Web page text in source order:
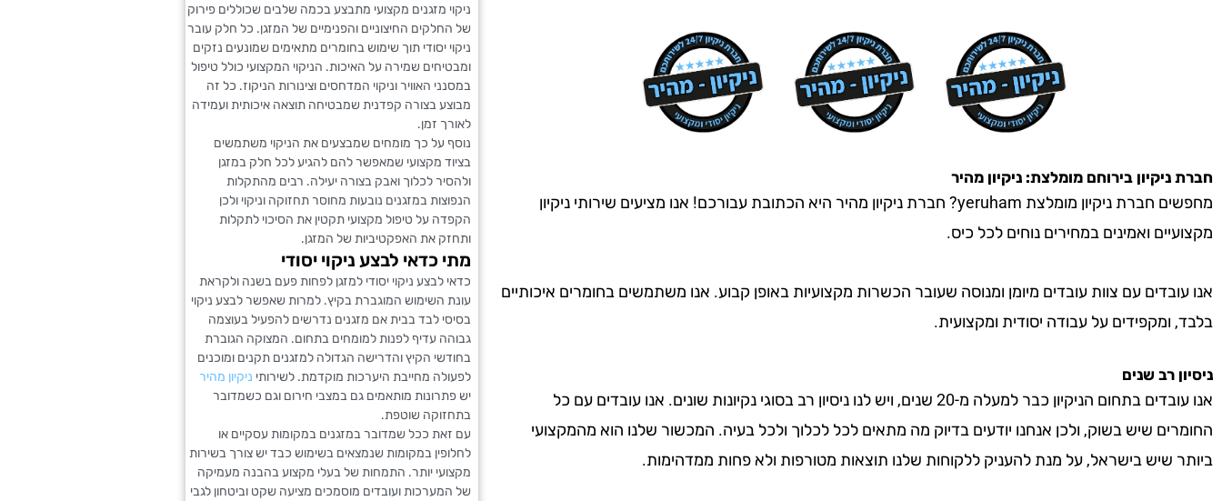
חברת ניקיון בירוחם מומלצת: ניקיון מהיר
מחפשים חברת ניקיון מומלצת yeruham? חברת ניקיון מהיר היא הכתובת עבורכם! אנו מציעים שירותי ניקיון
מקצועיים ואמינים במחירים נוחים לכל כיס.
אנו עובדים עם צוות עובדים מיומן ומנוסה שעובר הכשרות מקצועיות באופן קבוע. אנו משתמשים בחומרים איכותיים
בלבד, ומקפידים על עבודה יסודית ומקצועית.
ניסיון רב שנים
אנו עובדים בתחום הניקיון כבר למעלה מ-20 שנים, ויש לנו ניסיון רב בסוגי נקיונות שונים. אנו עובדים עם כל
החומרים שיש בשוק, ולכן אנחנו יודעים בדיוק מה מתאים לכל לכלוך ולכל בעיה. המכשור שלנו הוא מהמקצועי
ביותר שיש בישראל, על מנת להעניק ללקוחות שלנו תוצאות מטורפות ולא פחות ממדהימות.
ניקוי מזגנים מקצועי מתבצע בכמה שלבים שכוללים פירוק
של החלקים החיצוניים והפנימיים של המזגן. כל חלק עובר
ניקוי יסודי תוך שימוש בחומרים מתאימים שמונעים נזקים
ומבטיחים שמירה על האיכות. הניקוי המקצועי כולל טיפול
במסנני האוויר וניקוי המדחסים וצינורות הניקוז. כל זה
מבוצע בצורה קפדנית שמבטיחה תוצאה איכותית ועמידה
לאורך זמן.
נוסף על כך מומחים שמבצעים את הניקוי משתמשים
בציוד מקצועי שמאפשר להם להגיע לכל חלק במזגן
ולהסיר לכלוך ואבק בצורה יעילה. רבים מהתקלות
הנפוצות במזגנים נובעות מחוסר תחזוקה וניקוי ולכן
הקפדה על טיפול מקצועי תקטין את הסיכוי לתקלות
ותחזק את האפקטיביות של המזגן.
מתי כדאי לבצע ניקוי יסודי
כדאי לבצע ניקוי יסודי למזגן לפחות פעם בשנה ולקראת
עונת השימוש המוגברת בקיץ. למרות שאפשר לבצע ניקוי
בסיסי לבד בבית אם מזגנים נדרשים להפעיל בעוצמה
גבוהה עדיף לפנות למומחים בתחום. המצוקה הגוברת
בחודשי הקיץ והדרישה הגדולה למזגנים תקנים ומוכנים
לפעולה מחייבת היערכות מוקדמת. לשירותי ניקיון מהיר
יש פתרונות מותאמים גם במצבי חירום וגם כשמדובר
בתחזוקה שוטפת.
עם זאת ככל שמדובר במזגנים במקומות עסקיים או
לחלופין במקומות שנמצאים בשימוש כבד יש צורך בשירות
מקצועי יותר. התמחות של בעלי מקצוע בהבנה מעמיקה
של המערכות ועובדים מוסמכים מציעה שקט וביטחון לגבי